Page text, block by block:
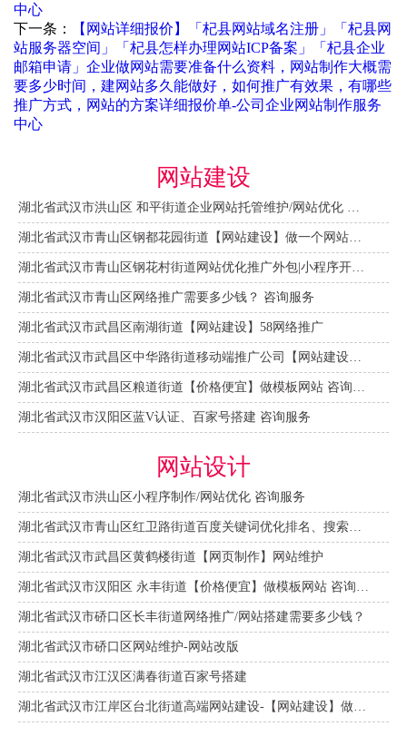
中心
下一条：
【网站详细报价】「杞县网站域名注册」「杞县网
站服务器空间」「杞县怎样办理网站ICP备案」「杞县企业
邮箱申请」企业做网站需要准备什么资料，网站制作大概需
要多少时间，建网站多久能做好，如何推广有效果，有哪些
推广方式，网站的方案详细报价单-公司企业网站制作服务
中心
网站建设
湖北省武汉市青山区网络推广需要多少钱？ 咨询服务
湖北省武汉市武昌区南湖街道【网站建设】58网络推广
湖北省武汉市汉阳区蓝V认证、百家号搭建 咨询服务
网站设计
湖北省武汉市洪山区小程序制作/网站优化 咨询服务
湖北省武汉市武昌区黄鹤楼街道【网页制作】网站维护
湖北省武汉市硚口区长丰街道网络推广/网站搭建需要多少钱？
湖北省武汉市硚口区网站维护-网站改版
湖北省武汉市江汉区满春街道百家号搭建